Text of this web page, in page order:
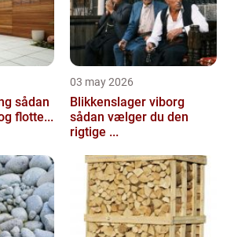
flotte...
03 may 2026
Blikkenslager viborg
sådan vælger du den
rigtige ...